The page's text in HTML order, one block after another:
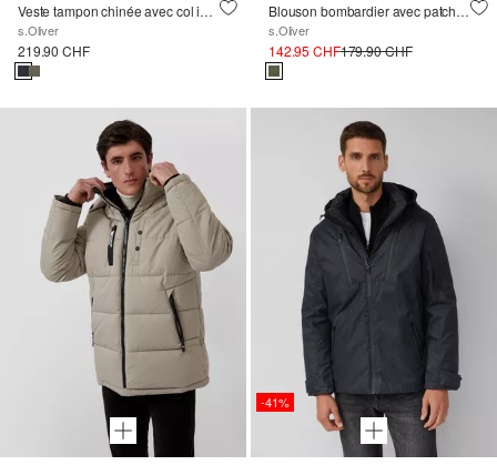
Veste tampon chinée avec col intérieur amovible en fausse fourrure
s.Oliver
219.90 CHF
Blouson bombardier avec patchs d'étiquette et lavage
s.Oliver
142.95 CHF179.90 CHF
-41%